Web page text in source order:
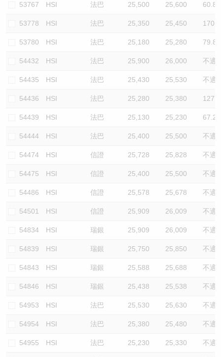
53767 HSI 法巴 25,500 25,600 60.8
53778 HSI 法巴 25,350 25,450 170.2
53780 HSI 法巴 25,180 25,280 79.8
54432 HSI 法巴 25,900 26,000 不適
54435 HSI 法巴 25,430 25,530 不適
54436 HSI 法巴 25,280 25,380 127.7
54439 HSI 法巴 25,130 25,230 67.2
54444 HSI 法巴 25,400 25,500 不適
54474 HSI 信證 25,728 25,828 不適
54475 HSI 信證 25,400 25,500 不適
54486 HSI 信證 25,578 25,678 不適
54501 HSI 信證 25,909 26,009 不適
54834 HSI 瑞銀 25,909 26,009 不適
54839 HSI 瑞銀 25,750 25,850 不適
54843 HSI 瑞銀 25,588 25,688 不適
54846 HSI 瑞銀 25,438 25,538 不適
54953 HSI 法巴 25,530 25,630 不適
54954 HSI 法巴 25,380 25,480 不適
54955 HSI 法巴 25,230 25,330 不適